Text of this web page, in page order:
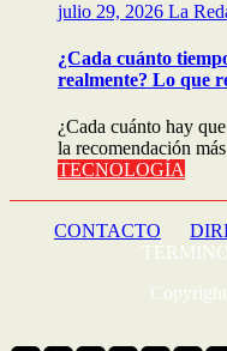
julio 29, 2026 La
¿Cada cuánto
realmente? Lo que
¿Cada cuánto hay
la recomendación
TECNOLOGÍA
CONTACTO